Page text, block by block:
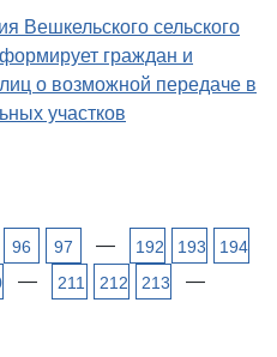
Вешкельского сельского
граждан и
о возможной передаче в
участков
96 97 — 192 193
194
— 211 212 213 —